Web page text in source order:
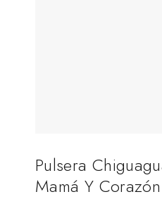
Pulsera
Mamá Y Corazón